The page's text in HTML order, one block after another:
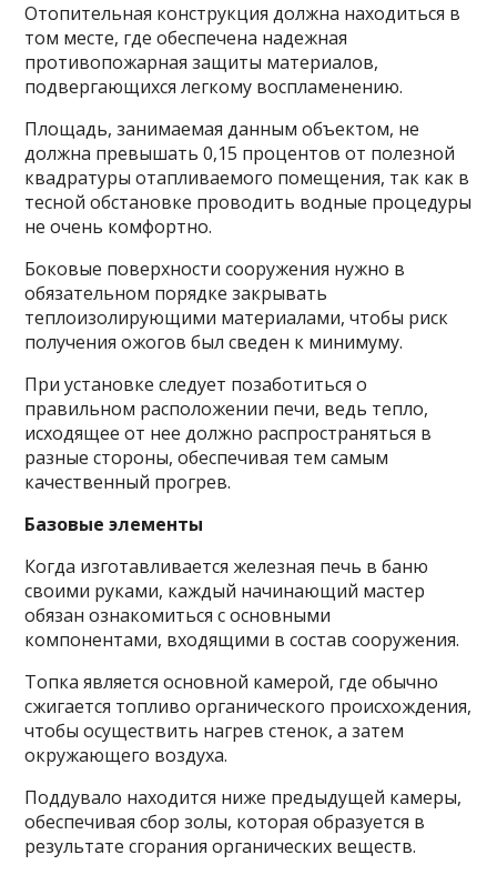
Отопительная конструкция должна находиться в
том месте, где обеспечена надежная
противопожарная защиты материалов,
подвергающихся легкому воспламенению.
Площадь, занимаемая данным объектом, не
должна превышать 0,15 процентов от полезной
квадратуры отапливаемого помещения, так как в
тесной обстановке проводить водные процедуры
не очень комфортно.
Боковые поверхности сооружения нужно в
обязательном порядке закрывать
теплоизолирующими материалами, чтобы риск
получения ожогов был сведен к минимуму.
При установке следует позаботиться о
правильном расположении печи, ведь тепло,
исходящее от нее должно распространяться в
разные стороны, обеспечивая тем самым
качественный прогрев.
Базовые элементы
Когда изготавливается железная печь в баню
своими руками, каждый начинающий мастер
обязан ознакомиться с основными
компонентами, входящими в состав сооружения.
Топка является основной камерой, где обычно
сжигается топливо органического происхождения,
чтобы осуществить нагрев стенок, а затем
окружающего воздуха.
Поддувало находится ниже предыдущей камеры,
обеспечивая сбор золы, которая образуется в
результате сгорания органических веществ.